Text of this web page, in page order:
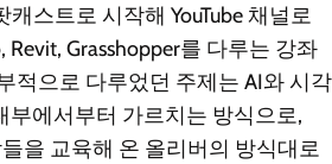
스트로 시작해 YouTube 채널로
Revit, Grasshopper를 다루는 강좌
적으로 다루었던 주제는 AI와 시각
부에서부터 가르치는 방식으로,
을 교육해 온 올리버의 방식대로